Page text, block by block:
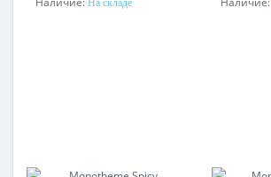
На складе